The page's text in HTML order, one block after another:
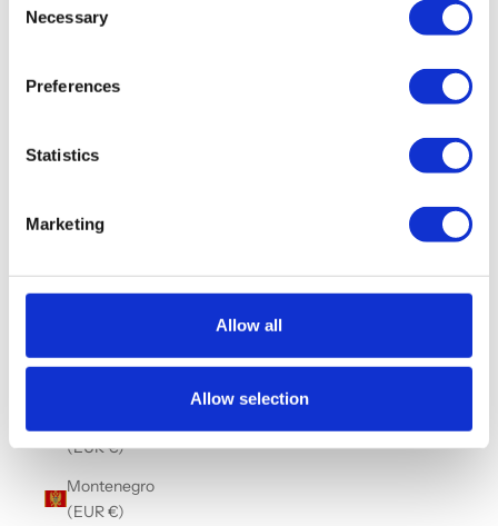
Selection
Necessary
Preferences
Statistics
Marketing
Allow all
Allow selection
Marruecos
Martinica
Mauricio
México
Moldavia
(EUR €)
Montenegro
(EUR €)